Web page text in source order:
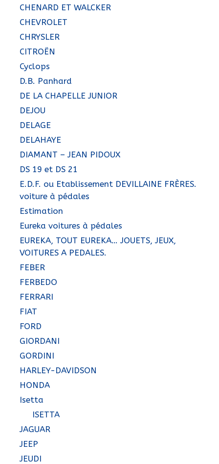
CHENARD ET WALCKER
CHEVROLET
CHRYSLER
CITROËN
Cyclops
D.B. Panhard
DE LA CHAPELLE JUNIOR
DEJOU
DELAGE
DELAHAYE
DIAMANT – JEAN PIDOUX
DS 19 et DS 21
E.D.F. ou Etablissement DEVILLAINE FRÈRES.
voiture à pédales
Estimation
Eureka voitures à pédales
EUREKA, TOUT EUREKA… JOUETS, JEUX,
VOITURES A PEDALES.
FEBER
FERBEDO
FERRARI
FIAT
FORD
GIORDANI
GORDINI
HARLEY-DAVIDSON
HONDA
Isetta
ISETTA
JAGUAR
JEEP
JEUDI